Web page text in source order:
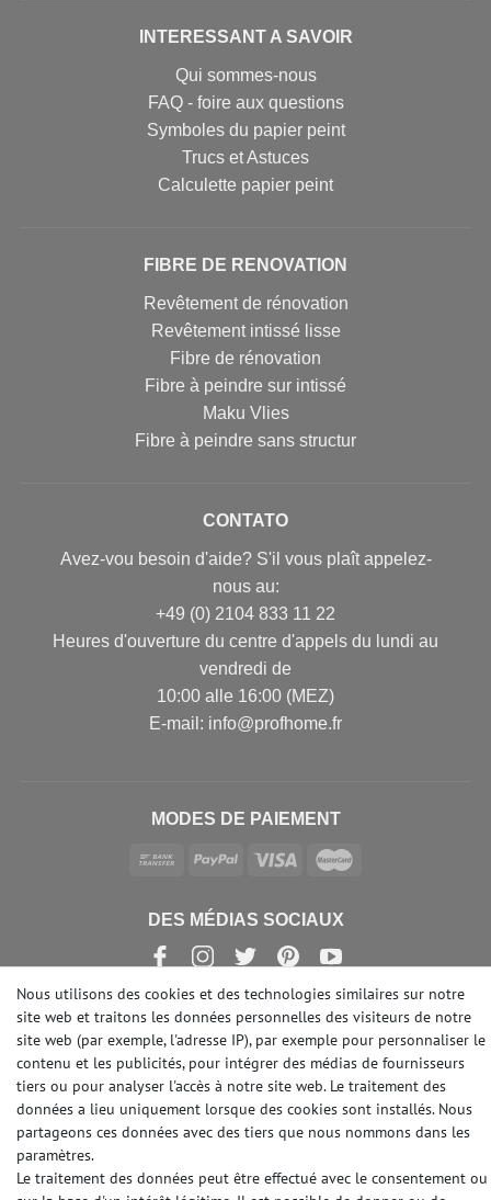
INTERESSANT A SAVOIR
Qui sommes-nous
FAQ - foire aux questions
Symboles du papier peint
Trucs et Astuces
Calculette papier peint
FIBRE DE RENOVATION
Revêtement de rénovation
Revêtement intissé lisse
Fibre de rénovation
Fibre à peindre sur intissé
Maku Vlies
Fibre à peindre sans structur
CONTATO
Avez-vou besoin d'aide? S'il vous plaît appelez-
nous au:
+49 (0) 2104 833 11 22
Heures d'ouverture du centre d'appels du lundi au
vendredi de
10:00 alle 16:00 (MEZ)
E-mail: info@profhome.fr
MODES DE PAIEMENT
DES MÉDIAS SOCIAUX
© Copyright 2026 | e-Delux GmbH
Nous utilisons des cookies et des technologies similaires sur notre
site web et traitons les données personnelles des visiteurs de notre
site web (par exemple, l'adresse IP), par exemple pour personnaliser le
contenu et les publicités, pour intégrer des médias de fournisseurs
tiers ou pour analyser l'accès à notre site web. Le traitement des
données a lieu uniquement lorsque des cookies sont installés. Nous
partageons ces données avec des tiers que nous nommons dans les
paramètres.
Le traitement des données peut être effectué avec le consentement ou